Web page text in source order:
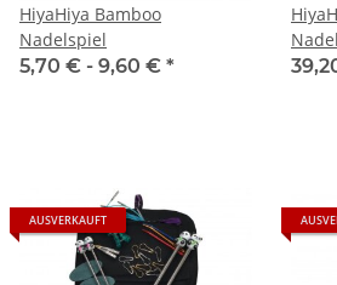
HiyaHiya Bamboo
Nadelspiel
5,70 € - 9,60 € *
AUSVERKAUFT